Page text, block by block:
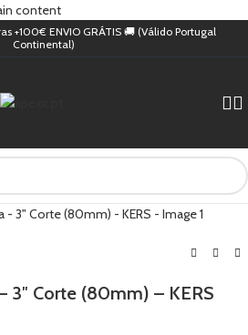
content
+100€ ENVIO GRÁTIS 🚚 (Válido Portugal
Continental)
3″ Corte (80mm) – KERS